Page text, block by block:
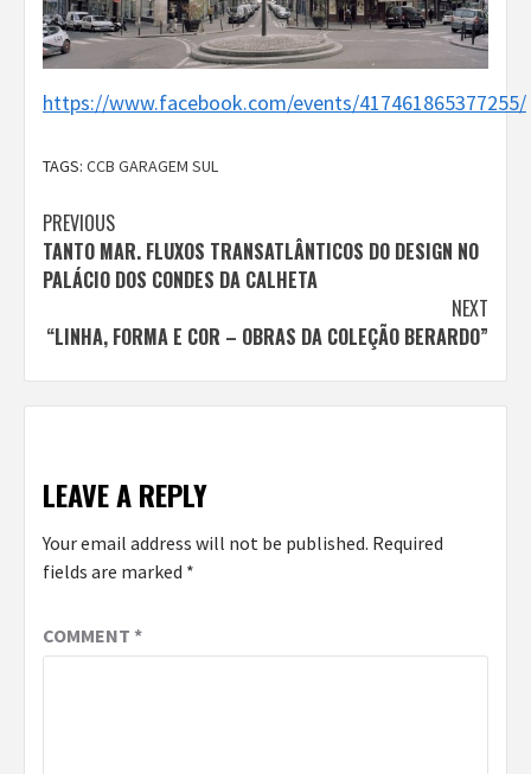
https://www.facebook.com/events/417461865377255/
TAGS: CCB GARAGEM SUL
Continue
Reading
PREVIOUS
TANTO MAR. FLUXOS TRANSATLÂNTICOS DO DESIGN NO
PALÁCIO DOS CONDES DA CALHETA
NEXT
“LINHA, FORMA E COR – OBRAS DA COLEÇÃO BERARDO”
LEAVE A REPLY
Your email address will not be published. Required
fields are marked *
COMMENT *